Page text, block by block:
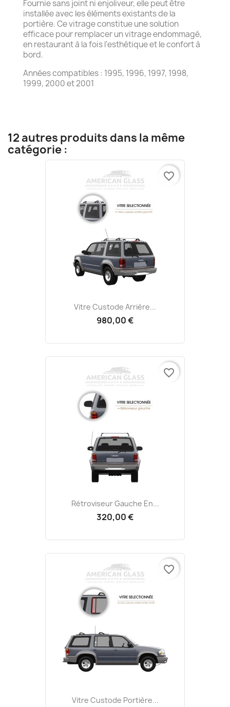
Fournie sans joint ni enjoliveur, elle peut être
installée avec les éléments existants de la
portière. Ce vitrage constitue une solution
efficace pour remplacer un vitrage endommagé,
en restaurant à la fois l’esthétique et le confort à
bord.
Années compatibles : 1995, 1996, 1997, 1998,
1999, 2000 et 2001
12 autres produits dans la même
catégorie :
Vitre Custode Arrière...
980,00 €
favorite_border
Rétroviseur Gauche En...
320,00 €
favorite_border
Vitre Custode Portière...
favorite_border